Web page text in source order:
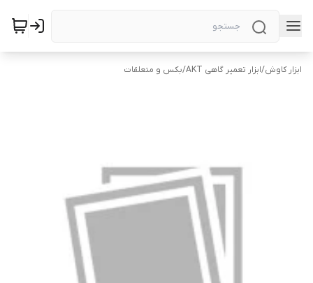
ابزار کاوش/ابزار تعمیر گاهی AKT /بکس و متعلقات